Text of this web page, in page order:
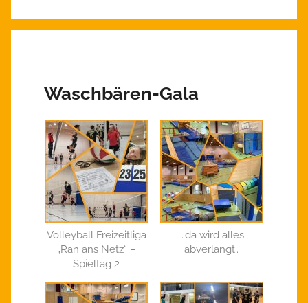
Waschbären-Gala
Volleyball Freizeitliga
„Ran ans Netz“ –
Spieltag 2
…da wird alles
abverlangt…